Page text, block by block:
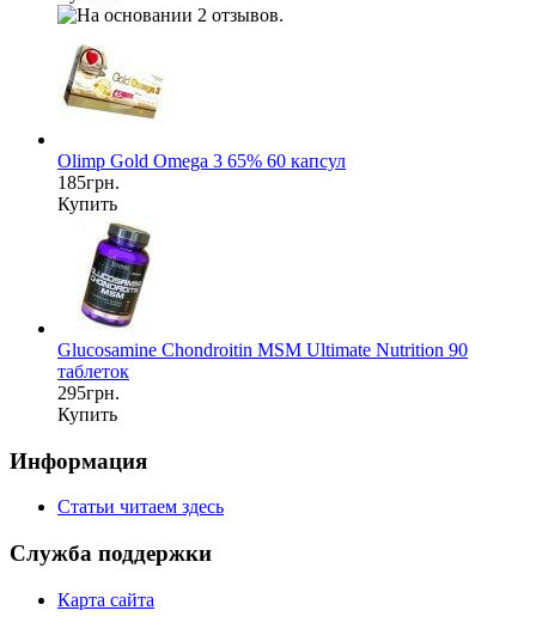
Olimp Gold Omega 3 65% 60 капсул
185грн.
Купить
Glucosamine Chondroitin MSM Ultimate Nutrition 90
таблеток
295грн.
Купить
Информация
Статьи читаем здесь
Служба поддержки
Карта сайта